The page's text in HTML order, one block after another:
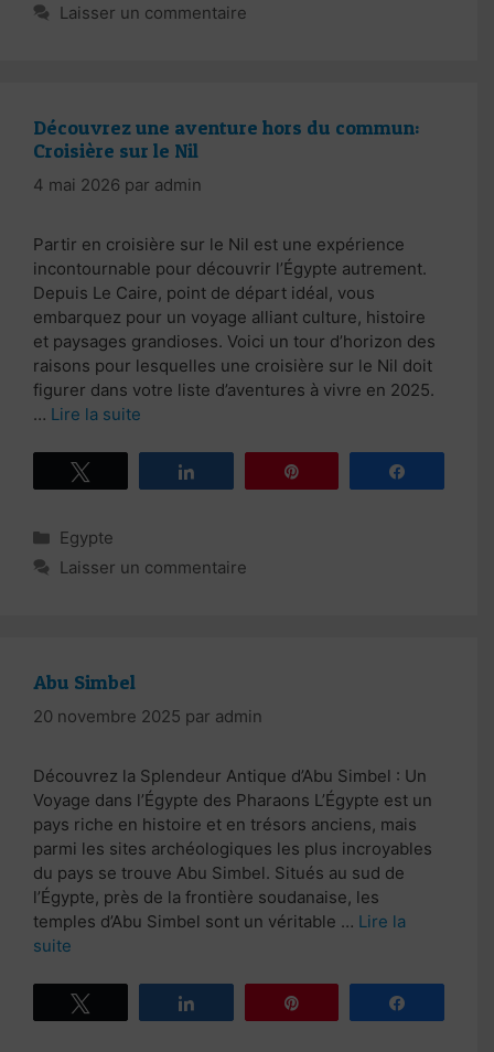
Laisser un commentaire
Découvrez une aventure hors du commun:
Croisière sur le Nil
4 mai 2026 par admin
Partir en croisière sur le Nil est une expérience
incontournable pour découvrir l’Égypte autrement.
Depuis Le Caire, point de départ idéal, vous
embarquez pour un voyage alliant culture, histoire
et paysages grandioses. Voici un tour d’horizon des
raisons pour lesquelles une croisière sur le Nil doit
figurer dans votre liste d’aventures à vivre en 2025.
… Lire la suite
Catégories
Egypte
Laisser un commentaire
Abu Simbel
20 novembre 2025 par admin
Découvrez la Splendeur Antique d’Abu Simbel : Un
Voyage dans l’Égypte des Pharaons L’Égypte est un
pays riche en histoire et en trésors anciens, mais
parmi les sites archéologiques les plus incroyables
du pays se trouve Abu Simbel. Situés au sud de
l’Égypte, près de la frontière soudanaise, les
temples d’Abu Simbel sont un véritable … Lire la
suite